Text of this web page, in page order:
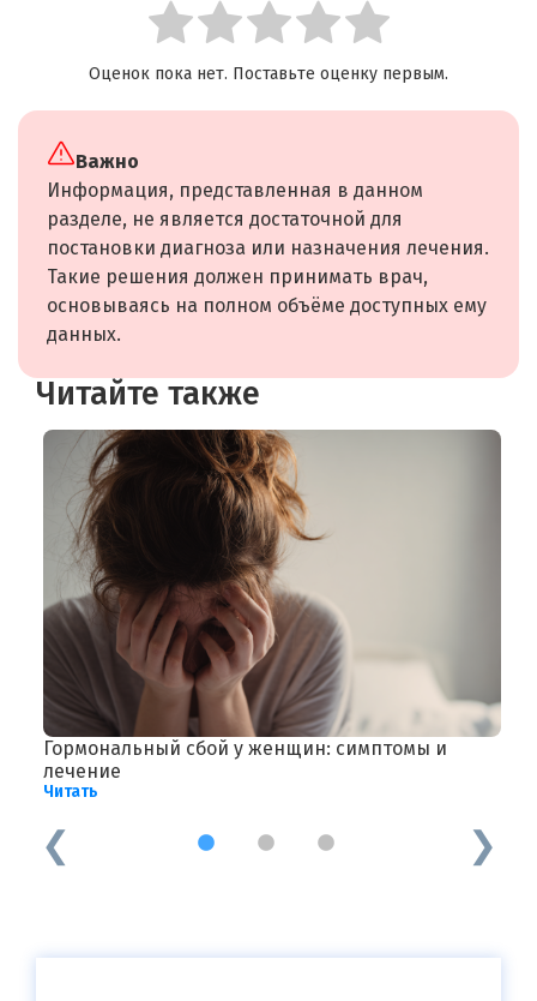
Оценок пока нет. Поставьте оценку первым.
Важно
Информация, представленная в данном
разделе, не является достаточной для
постановки диагноза или назначения лечения.
Такие решения должен принимать врач,
основываясь на полном объёме доступных ему
данных.
Читайте также
Гормональный сбой у женщин: симптомы и
лечение
Читать
1 2 3